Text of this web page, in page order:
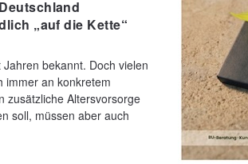
„auf die Kette“
bekannt. Doch vielen
immer an konkretem
zusätzliche Altersvorsorge
soll, müssen aber auch